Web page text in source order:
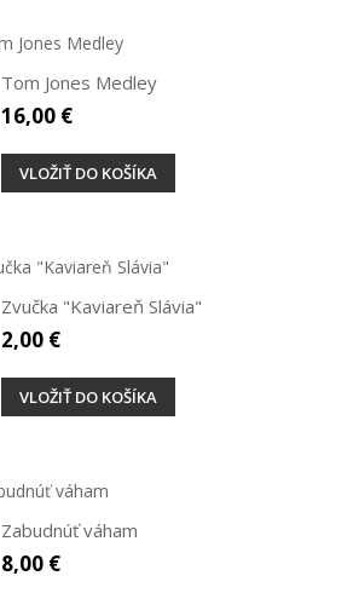
Tom Jones Medley
16,00 €
VLOŽIŤ DO KOŠÍKA
Zvučka "Kaviareň Slávia"
2,00 €
VLOŽIŤ DO KOŠÍKA
Zabudnúť váham
8,00 €